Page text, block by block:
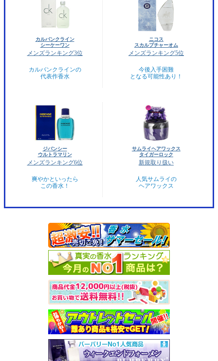
カルバンクライン
シーケーワン
メンズランキング3位
カルバンクラインの
代表作香水
ニコス
スカルプチャーオム
メンズランキング5位
今後入手困難
となる可能性あり！
ジバンシー
ウルトラマリン
メンズランキング6位
爽やかといったら
この香水！
サムライヘアワックス
タイガーロック
新規取り扱い
人気サムライの
ヘアワックス